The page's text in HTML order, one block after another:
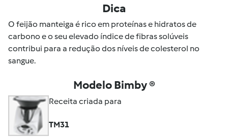
Dica
O feijão manteiga é rico em proteínas e hidratos de
carbono e o seu elevado índice de fibras solúveis
contribui para a redução dos níveis de colesterol no
sangue.
Modelo Bimby ®
Receita criada para
TM31